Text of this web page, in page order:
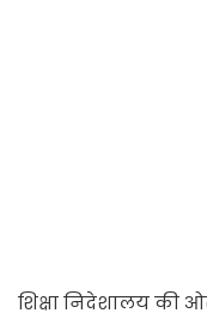
शिक्षा निदेशालय की